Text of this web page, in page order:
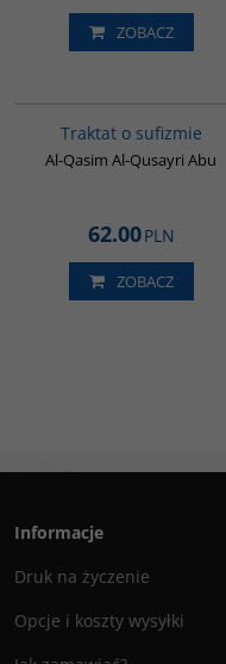
ZOBACZ
Traktat o sufizmie
Al-Qasim Al-Qusayri Abu
62.00PLN
ZOBACZ
Informacje
Druk na życzenie
Opcje i koszty wysyłki